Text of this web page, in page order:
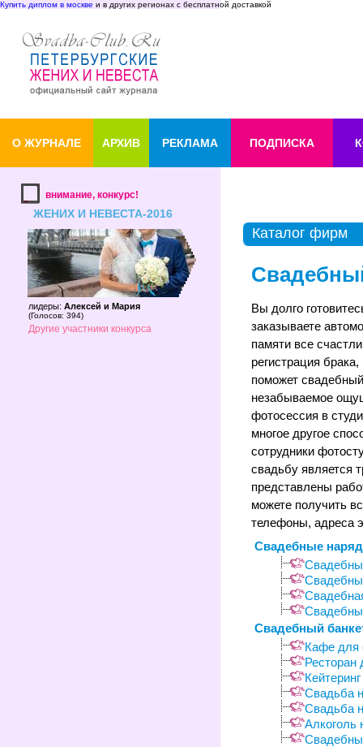
Купить диплом в москве и в других регионах с бесплатной доставкой
О ЖУРНАЛЕ АРХИВ РЕКЛАМА ПОДПИСКА
внимание, конкурс!
ЖЕНИХ И НЕВЕСТА-2016
лидеры: Алексей и Мария
(Голосов: 394)
Другие участники конкурса
Каталог фирм
Вы долго
заказываете
памяти все
регистрация
поможет
незабываемое
фотосессия в
многое другое
сотрудники
свадьбу является
представлены
можете получить
телефоны, адреса
Свадебные
Свадебный
Кафе для
Ресторан
Свадьба
Свадьба
Алкоголь